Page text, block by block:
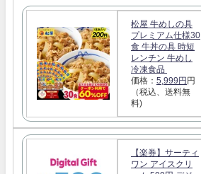
松屋 牛めしの具
プレミアム仕様30
食 牛丼の具 時短
レンチン 牛めし
冷凍食品
価格： 5,999円 円
（税込、送料無
料)
【楽券】サーティ
ワン アイスクリ